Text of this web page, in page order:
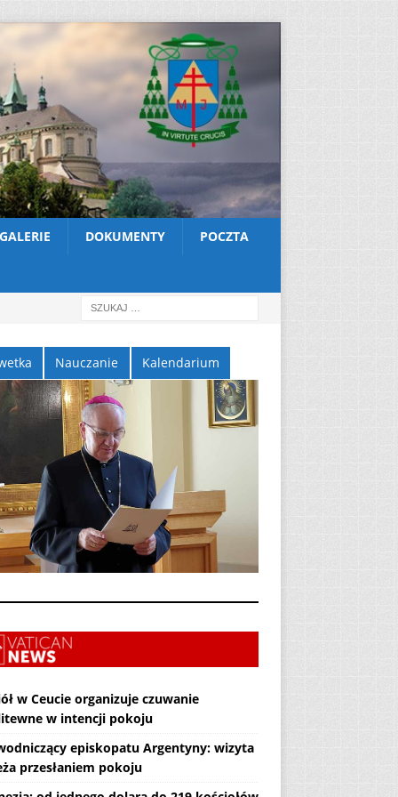
GALERIE DOKUMENTY POCZTA
Nauczanie Kalendarium
w Ceucie organizuje czuwanie
w intencji pokoju
episkopatu Argentyny: wizyta
przesłaniem pokoju